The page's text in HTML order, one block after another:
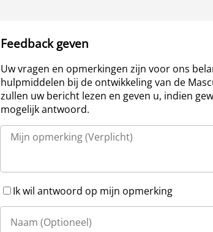
Feedback geven
Uw vragen en opmerkingen zijn voor ons
hulpmiddelen bij de ontwikkeling van de
zullen uw bericht lezen en geven u, indien
mogelijk antwoord.
Ik wil antwoord op mijn opmerking